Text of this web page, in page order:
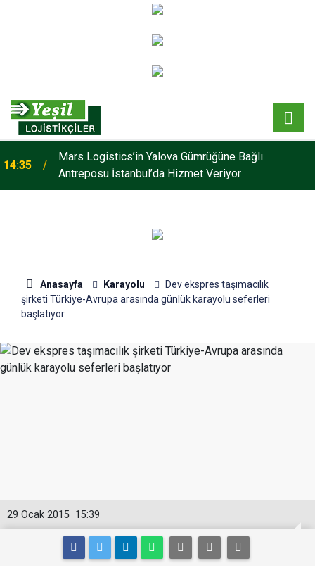
14:35
Mars Logistics’in Yalova Gümrüğüne Bağlı
Antreposu İstanbul’da Hizmet Veriyor
Anasayfa Karayolu
Dev ekspres taşımacılık
şirketi Türkiye-Avrupa arasında günlük karayolu seferleri
başlatıyor
15:39
29 Ocak 2015